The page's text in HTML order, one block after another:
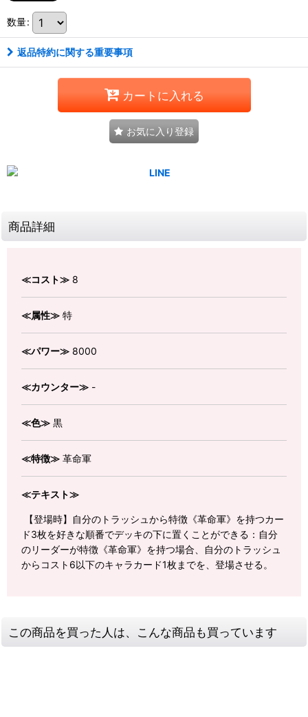
数量:
返品特約に関する重要事項
カートに入れる
お気に入り登録
商品詳細
≪コスト≫ 8
≪属性≫ 特
≪パワー≫ 8000
≪カウンター≫ -
≪色≫ 黒
≪特徴≫ 革命軍
≪テキスト≫
【登場時】自分のトラッシュから特徴《革命軍》を持つカー
ド3枚を好きな順番でデッキの下に置くことができる：自分
のリーダーが特徴《革命軍》を持つ場合、自分のトラッシュ
からコスト6以下のキャラカード1枚までを、登場させる。
この商品を買った人は、こんな商品も買っています